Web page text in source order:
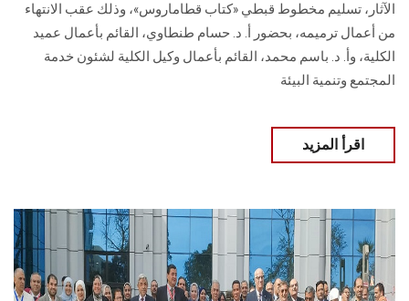
الآثار، تسليم مخطوط قبطي «كتاب قطاماروس»، وذلك عقب الانتهاء
من أعمال ترميمه، بحضور أ. د. حسام طنطاوي، القائم بأعمال عميد
الكلية، وأ. د. باسم محمد، القائم بأعمال وكيل الكلية لشئون خدمة
المجتمع وتنمية البيئة
اقرأ المزيد